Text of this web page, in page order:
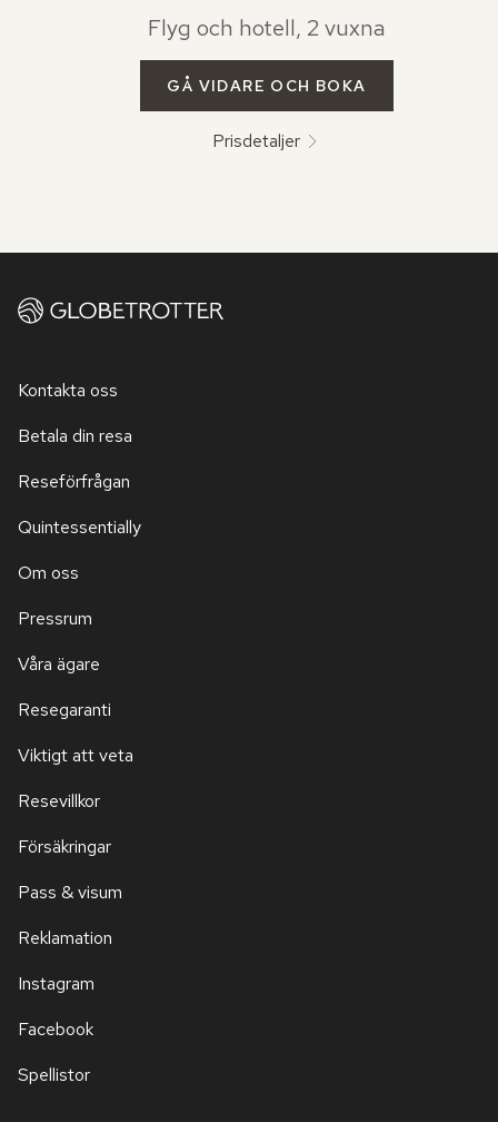
Flyg och hotell, 2 vuxna
GÅ VIDARE OCH BOKA
Prisdetaljer
Kontakta oss
Betala din resa
Reseförfrågan
Quintessentially
Om oss
Pressrum
Våra ägare
Resegaranti
Viktigt att veta
Resevillkor
Försäkringar
Pass & visum
Reklamation
Instagram
Facebook
Spellistor